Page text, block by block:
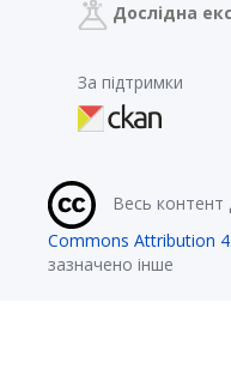
Дослідна
За підтримки
Весь контент
Commons Attribution
зазначено інше